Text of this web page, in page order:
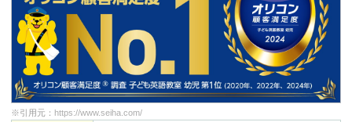
※引用元： https://www.seiha.com/